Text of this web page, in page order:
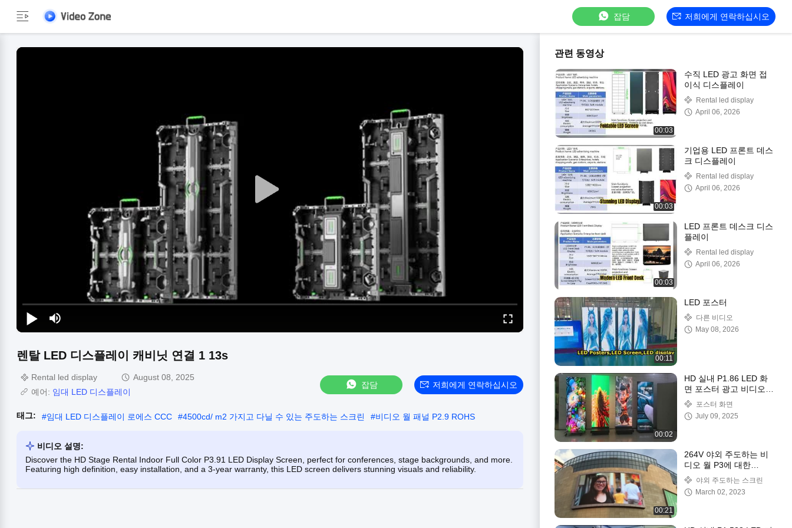
잡담 저희에게 연락하십시오
렌탈 LED 디스플레이 캐비닛 연결 1 13s
Rental led display
August 08, 2025
예어: 임대 LED 디스플레이
잡담 저희에게 연락하십시오
태그: #임대 LED 디스플레이 로에스 CCC #4500cd/ m2 가지고 다닐 수 있는 주도하는 스크린 #비디오 월 패널 P2.9 ROHS
비디오 설명:
Discover the HD Stage Rental Indoor Full Color P3.91 LED Display Screen, perfect for conferences, stage backgrounds, and more.
Featuring high definition, easy installation, and a 3-year warranty, this LED screen delivers stunning visuals and reliability.
관련 동영상
00:03
수직 LED 광고 화면 접
이식 디스플레이
Rental led display
April 06, 2026
00:03
기업용 LED 프론트 데스
크 디스플레이
Rental led display
April 06, 2026
00:03
LED 프론트 데스크 디스
플레이
Rental led display
April 06, 2026
00:11
LED 포스터
다른 비디오
May 08, 2026
00:02
HD 실내 P1.86 LED 화
면 포스터 광고 비디오
플레이어 긴 수명
포스터 화면
July 09, 2025
00:21
264V 야외 주도하는 비
디오 월 P3에 대한
AC196V는 화면
576×576mm을 이끌었습
니다
야외 주도하는 스크린
March 02, 2023